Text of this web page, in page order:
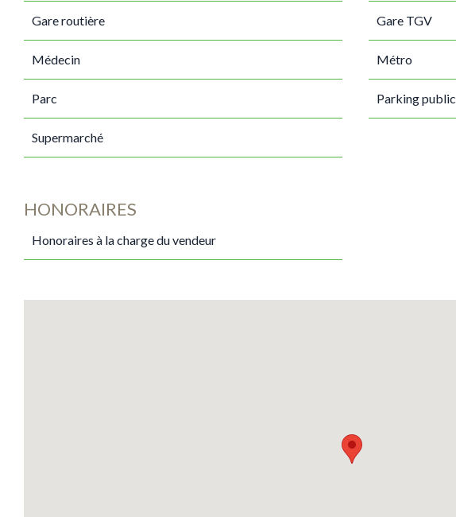
Gare routière Gare TGV
Médecin Métro
Parc Parking public
Supermarché
HONORAIRES
Honoraires à la charge du vendeur